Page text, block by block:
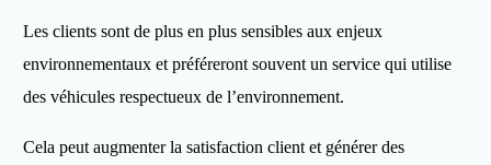
Les clients sont de plus en plus sensibles aux enjeux
environnementaux et préféreront souvent un service qui utilise
des véhicules respectueux de l’environnement.
Cela peut augmenter la satisfaction client et générer des